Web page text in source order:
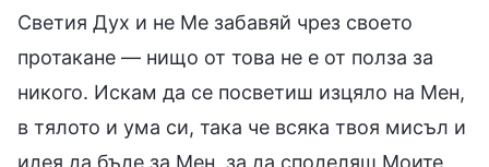
Светия Дух и не Ме забавяй чрез своето
протакане — нищо от това не е от полза за
никого. Искам да се посветиш изцяло на Мен,
в тялото и ума си, така че всяка твоя мисъл и
идея да бъде за Мен, за да споделяш Моите